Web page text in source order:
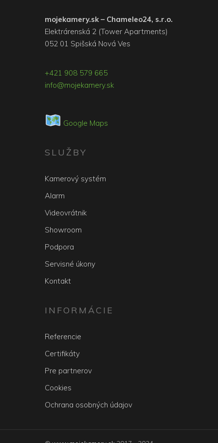
mojekamery.sk – Chameleo24, s.r.o.
Elektrárenská 2 (Tower Apartments)
052 01 Spišská Nová Ves
+421 908 579 665
info@mojekamery.sk
Google Maps
SLUŽBY
Kamerový systém
Alarm
Videovrátnik
Showroom
Podpora
Servisné úkony
Kontakt
INFORMÁCIE
Referencie
Certifikáty
Pre partnerov
Cookies
Ochrana osobných údajov